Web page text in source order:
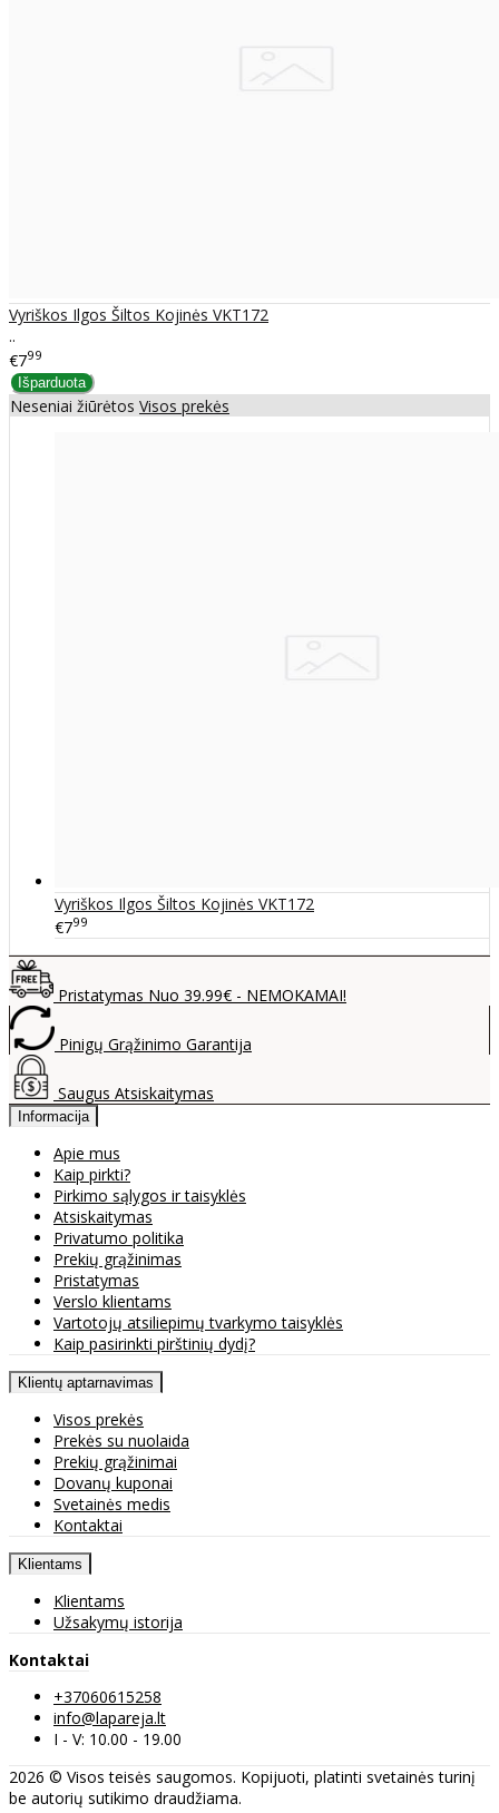
Vyriškos Ilgos Šiltos Kojinės VKT172
..
€799
Neseniai žiūrėtos Visos prekės
Vyriškos Ilgos Šiltos Kojinės VKT172
€799
Pristatymas Nuo 39.99€ - NEMOKAMAI!
Pinigų Grąžinimo Garantija
Saugus Atsiskaitymas
Informacija
Apie mus
Kaip pirkti?
Pirkimo sąlygos ir taisyklės
Atsiskaitymas
Privatumo politika
Prekių grąžinimas
Pristatymas
Verslo klientams
Vartotojų atsiliepimų tvarkymo taisyklės
Kaip pasirinkti pirštinių dydį?
Klientų aptarnavimas
Visos prekės
Prekės su nuolaida
Prekių grąžinimai
Dovanų kuponai
Svetainės medis
Kontaktai
Klientams
Klientams
Užsakymų istorija
Kontaktai
+37060615258
info@lapareja.lt
I - V: 10.00 - 19.00
2026 © Visos teisės saugomos. Kopijuoti, platinti svetainės turinį
be autorių sutikimo draudžiama.